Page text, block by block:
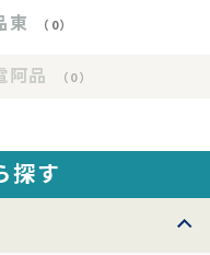
東 （0）
阿品 （0）
探す